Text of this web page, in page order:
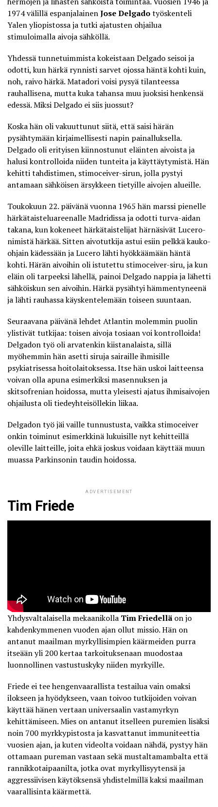
1974 välillä espanjalainenJose Delgadotyöskenteli
Yalen yliopistossa ja tutki ajatusten ohjailua
stimuloimalla aivoja sähköllä.
Yhdessä tunnetuimmista kokeistaan Delgado seisoi ja
odotti, kun härkä rynnisti sarvet ojossa häntä kohti kuin,
noh, raivo härkä. Matadori voisi pysyä tilanteessa
rauhallisena, mutta kuka tahansa muu juoksisi henkensä
edessä. Miksi Delgado ei siis juossut?
Koska hän oli vakuuttunut siitä, että saisi härän
pysähtymään kirjaimellisesti napin painalluksella.
Delgado oli erityisen kiinnostunut eläinten aivoista ja
halusi kontrolloida niiden tunteita ja käyttäytymistä. Hän
kehitti tahdistimen, stimoceiver-sirun, jolla pystyi
antamaan sähköisen ärsykkeen tietyille aivojen alueille.
Toukokuun 22. päivänä vuonna 1965 hän marssi pienelle
härkätaisteluareenalle Madridissa ja odotti turva-aidan
takana, kun kokeneet härkätaistelijat härnäsivät Lucero-
nimistä härkää. Sitten aivotutkija astui esiin pelkkä kauko-
ohjain kädessään ja Lucero lähti hyökkäämään häntä
kohti.Härän aivoihin oli istutettu stimoceiver-siru, ja kun
eläin oli tarpeeksi lähellä, painoi Delgado nappia ja lähetti
sähköiskun sen aivoihin. Härkä pysähtyi hämmentyneenä
ja lähti rauhassa käyskentelemään toiseen suuntaan.
Seuraavana päivänä lehdet Atlantin molemmin puolin
ylistivät tutkijaa: toisen aivoja tosiaan voi kontrolloida!
Delgadon työ oli arvatenkin kiistanalaista, sillä
myöhemmin hän asetti siruja sairaille ihmisille
psykiatrisessa hoitolaitoksessa. Itse hän uskoi laitteensa
voivan olla apuna esimerkiksi masennuksen ja
skitsofrenian hoidossa, mutta yleisesti ajatus ihmisaivojen
ohjailusta oli tiedeyhteisöllekin liikaa.
Delgadon työ jäi vaille tunnustusta, vaikka stimoceiver
onkin toiminut esimerkkinä lukuisille nyt kehitteillä
oleville laitteille, joita ehkä joskus voidaan käyttää muun
muassa Parkinsonin taudin hoidossa.
ADVERTISEMENT
Tim Friede
Yhdysvaltalaisella mekaanikolla Tim Friedellä on jo
kahdenkymmenen vuoden ajan ollut missio. Hän on
antanut maailman myrkyllisimpien käärmeiden purra
itseään yli 200 kertaa tarkoituksenaan muodostaa
luonnollinen vastustuskyky niiden myrkyille.
Friede ei tee hengenvaarallista testailua vain omaksi
ilokseen ja hyödykseen, vaan toivoo tutkijoiden voivan
käyttää hänen vertaan universaalin vastamyrkyn
kehittämiseen. Mies on antanut itselleen puremien lisäksi
noin 700 myrkkypistosta ja kasvattanut immuniteettia
vuosien ajan, ja kuten videolta voidaan nähdä, pystyy hän
ottamaan pureman vastaan sekä mustaltamambalta että
rannikkotaipaanilta, jotka ovat myrkyllisyytensä ja
aggressiivisen käytöksensä yhdistelmillä kaksi maailman
vaarallisinta käärmettä.